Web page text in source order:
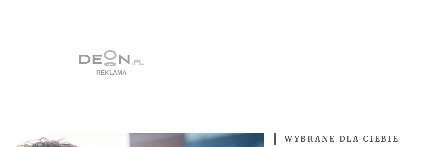
WYBRANE DLA CIEBIE